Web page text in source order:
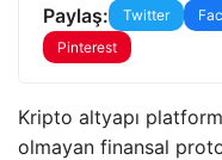
Paylaş: Twitter
Pinterest
Kripto altyapı
olmayan finansal